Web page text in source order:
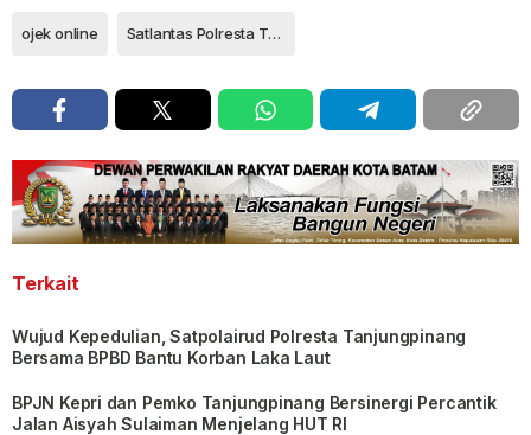
ojek online Satlantas Polresta Tanjungpinang
Terkait
Wujud Kepedulian, Satpolairud Polresta Tanjungpinang
Bersama BPBD Bantu Korban Laka Laut
BPJN Kepri dan Pemko Tanjungpinang Bersinergi Percantik
Jalan Aisyah Sulaiman Menjelang HUT RI